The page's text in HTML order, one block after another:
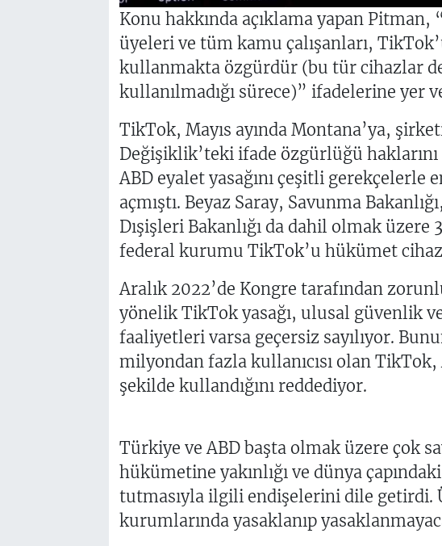
Konu hakkında açıklama yapan
üyeleri ve tüm kamu çalışanları,
kullanmakta özgürdür (bu tür cihazlar
kullanılmadığı sürece)” ifadelerine yer
TikTok, Mayıs ayında Montana’ya,
Değişiklik’teki ifade özgürlüğü
ABD eyalet yasağını çeşitli gerekçelerle
açmıştı. Beyaz Saray, Savunma
Dışişleri Bakanlığı da dahil olmak üzere
federal kurumu TikTok’u hükümet
Aralık 2022’de Kongre tarafından
yönelik TikTok yasağı, ulusal güvenlik
faaliyetleri varsa geçersiz sayılıyor.
milyondan fazla kullanıcısı olan
şekilde kullandığını reddediyor.
Türkiye ve ABD başta olmak üzere çok
hükümetine yakınlığı ve dünya
tutmasıyla ilgili endişelerini dile getirdi.
kurumlarında yasaklanıp